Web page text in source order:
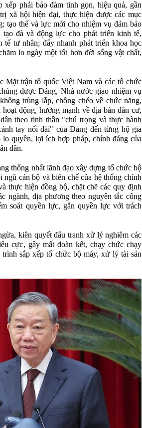
xếp phải bảo đảm tinh gọn, hiệu quả, gần
xã hội hiện đại, thực hiện được các mục
tạo thế và lực mới cho nhiệm vụ đảm bảo
đà và động lực cho phát triển kinh tế,
tư nhân; đẩy nhanh phát triển khoa học
lo ngày một tốt hơn đời sống vật chất,
Mặt trận tổ quốc Việt Nam và các tổ chức
được Đảng, Nhà nước giao nhiệm vụ
trùng lắp, chồng chéo về chức năng,
động, hướng mạnh về địa bàn dân cư,
theo tinh thần "chú trọng và thực hành
tay nối dài" của Đảng đến từng hộ gia
quyền, lợi ích hợp pháp, chính đáng của
dân.
thống nhất lãnh đạo xây dựng tổ chức bộ
ngũ cán bộ và biên chế của hệ thống chính
thực hiện đồng bộ, chặt chẽ các quy định
ngành, địa phương theo nguyên tắc công
soát quyền lực, gắn quyền lực với trách
kiên quyết đấu tranh xử lý nghiêm các
cực, gây mất đoàn kết, chạy chức chạy
sắp xếp tổ chức bộ máy, xử lý tài sản